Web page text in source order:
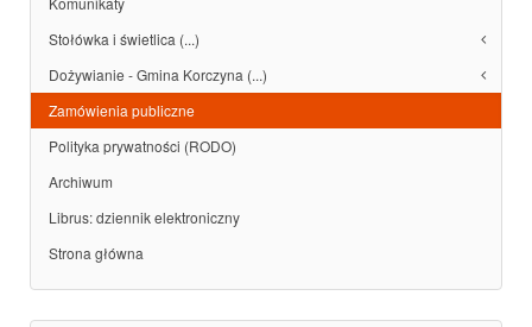
Stołówka i świetlica (...)
Dożywianie - Gmina Korczyna (...)
Zamówienia publiczne
Polityka prywatności (RODO)
Archiwum
Librus: dziennik elektroniczny
Strona główna